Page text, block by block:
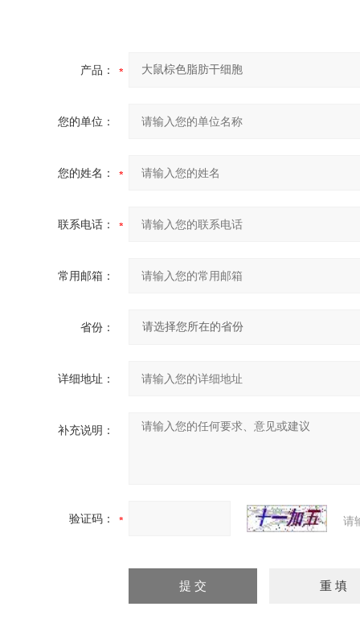
产品：
您的单位：
您的姓名：
联系电话：
常用邮箱：
省份：
详细地址：
补充说明：
验证码： 请